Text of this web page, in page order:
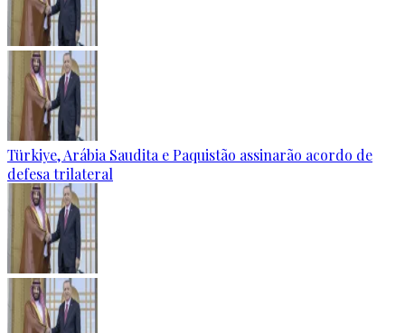
Türkiye, Arábia Saudita e Paquistão assinarão acordo de
defesa trilateral